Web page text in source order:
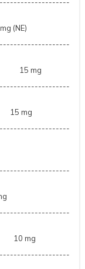
mg
10 mg